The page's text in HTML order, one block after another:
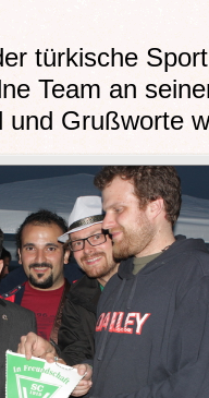
türkische
Team an
und Grußworte